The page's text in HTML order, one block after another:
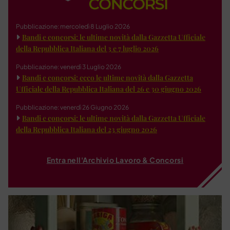
Pubblicazione: mercoledì 8 Luglio 2026
Bandi e concorsi: le ultime novità dalla Gazzetta Ufficiale
della Repubblica Italiana del 3 e 7 luglio 2026
Pubblicazione: venerdì 3 Luglio 2026
Bandi e concorsi: ecco le ultime novità dalla Gazzetta
Ufficiale della Repubblica Italiana del 26 e 30 giugno 2026
Pubblicazione: venerdì 26 Giugno 2026
Bandi e concorsi: le ultime novità dalla Gazzetta Ufficiale
della Repubblica Italiana del 23 giugno 2026
Entra nell'Archivio Lavoro & Concorsi